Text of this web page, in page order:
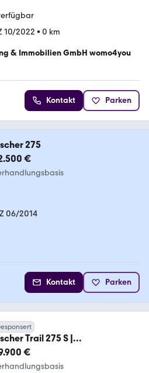
10/2022 • 0 km
& Immobilien GmbH womo4you
Kontakt Parken
275
€
06/2014
Kontakt Parken
Trail 275 S |
Heckträg
€